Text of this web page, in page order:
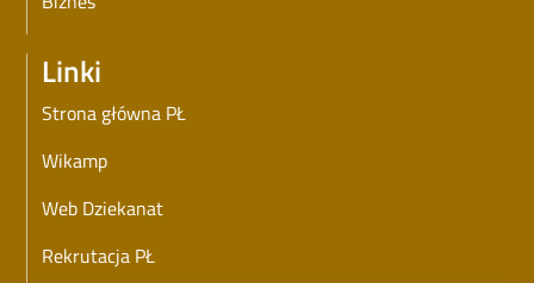
Linki
Strona główna PŁ
Wikamp
Web Dziekanat
Rekrutacja PŁ